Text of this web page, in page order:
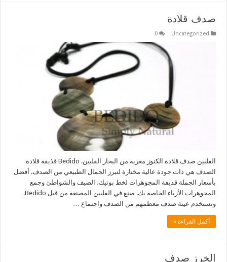
صدف قلادة
Uncategorized
0
الفلبين صدف قلادة الكنوز مغرية من البحار الفلبين. Bedido قذيفة قلادة
الصدف هي ذات جودة عالية مختارة لتبرز الجمال الطبيعي من الصدف. أفضل
بأسعار الجملة قذيفة المجوهرات لخط بوتيك، الصيف والشواطئ وجمع
المجوهرات الأزياء الخاصة بك. صنع في الفلبين المصنعة من قبل Bedido.
وتستخدم عينة صدف معظمهم من الصدف واجتماع …
أكمل القراءة »
الخرز صدف